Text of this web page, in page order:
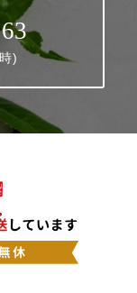
)